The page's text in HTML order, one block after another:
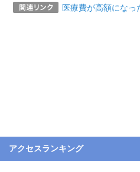
医療費が高額になっ
アクセスランキング